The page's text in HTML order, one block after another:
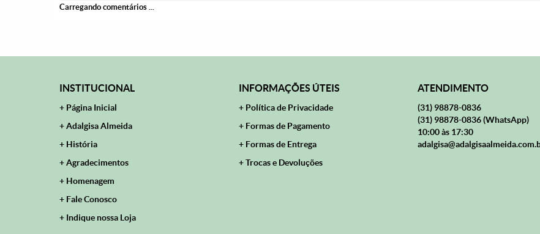
Carregando comentários ...
INSTITUCIONAL
Página Inicial
Adalgisa Almeida
História
Agradecimentos
Homenagem
Fale Conosco
Indique nossa Loja
INFORMAÇÕES ÚTEIS
Política de Privacidade
Formas de Pagamento
Formas de Entrega
Trocas e Devoluções
ATENDIMENTO
(31) 98878-0836
(31) 98878-0836(WhatsApp)
10:00 às 17:30